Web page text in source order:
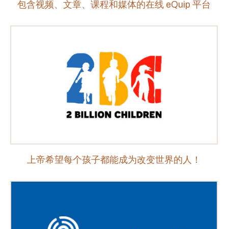
包含视频、文章、课程和媒体的在线 eQuip 平台
上帝希望每个孩子都能成为改变世界的人！